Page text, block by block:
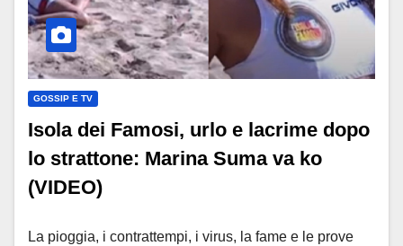
GOSSIP E TV
Isola dei Famosi, urlo e lacrime dopo
lo strattone: Marina Suma va ko
(VIDEO)
La pioggia, i contrattempi, i virus, la fame e le prove